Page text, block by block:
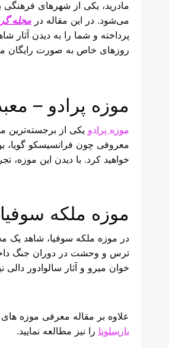
مادرید، یکی از شهرهای
می‌شود. در این مقاله در مجله
پرداخته و شما را به دیدن آثار
روزهای خاص به صورت رایگان
موزه پرادو –
موزه پرادو یکی از برجسته‌ترین
معروفی چون فرانسیسکو گویا،
خواهید کرد. با دیدن این موزه،
موزه ملکه
در موزه ملکه سوفیا، شاهد یک
ترس و وحشت در دوران جنگ
خوان میرو و آثار سالوادور
علاوه بر مقاله معرفی موزه های
بارسلونا را نیز مطالعه نمایید.